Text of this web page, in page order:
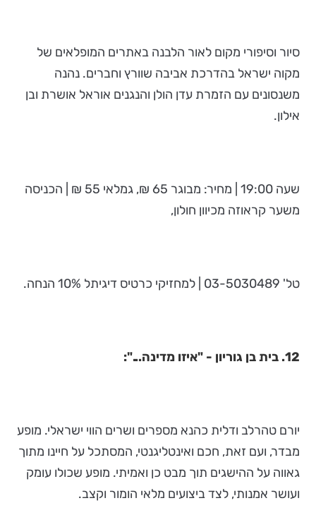
סיור וסיפורי מקום לאור הלבנה באתרים המופלאים של
מקוה ישראל בהדרכת אביבה שוורץ וחברים. נהנה
משנסונים עם הזמרת עדן הולן והנגנים אוראל אושרת ובן
אילון.
שעה 19:00 | מחיר: מבוגר 65 ₪, גמלאי 55 ₪ | הכניסה
משער קראוזה מכיוון חולון,
טל' 03-5030489 | למחזיקי כרטיס דיגיתל 10% הנחה.
12. בית בן גוריון - "איזו מדינה...":
יורם טהרלב ודלית כהנא מספרים ושרים הווי ישראלי. מופע
מבדר, ועם זאת, חכם ואינטליגנטי, המסתכל על חיינו מתוך
גאווה על ההישגים תוך מבט כן ואמיתי. מופע שכולו עומק
ועושר אמנותי, לצד ביצועים מלאי הומור וקצב.